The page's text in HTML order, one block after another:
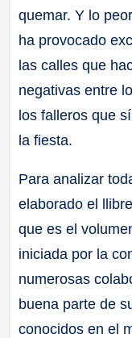
quemar. Y lo
ha provocado
las calles que
negativas entre
los falleros que
la fiesta.
Para analizar
elaborado el
que es el
iniciada por la
numerosas
buena parte de
conocidos en el